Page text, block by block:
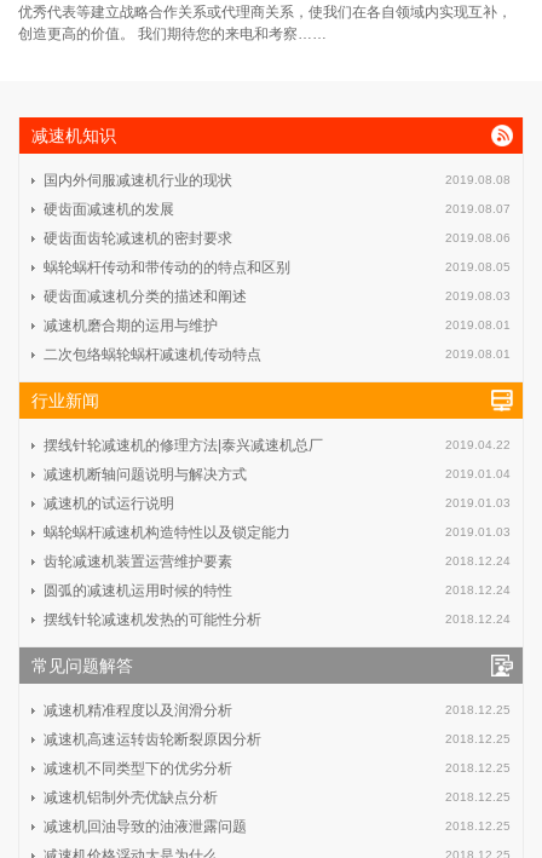
优秀代表等建立战略合作关系或代理商关系，使我们在各自领域内实现互补，
创造更高的价值。 我们期待您的来电和考察……
减速机知识
2019.08.08
国内外伺服减速机行业的现状
2019.08.07
硬齿面减速机的发展
2019.08.06
硬齿面齿轮减速机的密封要求
2019.08.05
蜗轮蜗杆传动和带传动的的特点和区别
2019.08.03
硬齿面减速机分类的描述和阐述
2019.08.01
减速机磨合期的运用与维护
2019.08.01
二次包络蜗轮蜗杆减速机传动特点
行业新闻
2019.04.22
摆线针轮减速机的修理方法|泰兴减速机总厂
2019.01.04
减速机断轴问题说明与解决方式
2019.01.03
减速机的试运行说明
2019.01.03
蜗轮蜗杆减速机构造特性以及锁定能力
2018.12.24
齿轮减速机装置运营维护要素
2018.12.24
圆弧的减速机运用时候的特性
2018.12.24
摆线针轮减速机发热的可能性分析
常见问题解答
2018.12.25
减速机精准程度以及润滑分析
2018.12.25
减速机高速运转齿轮断裂原因分析
2018.12.25
减速机不同类型下的优劣分析
2018.12.25
减速机铝制外壳优缺点分析
2018.12.25
减速机回油导致的油液泄露问题
2018.12.25